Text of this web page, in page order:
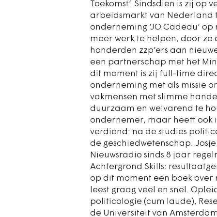
Toekomst’. Sindsdien is zij
arbeidsmarkt van Nederland
onderneming ‘JO Cadeau’
meer werk te helpen, door ze
honderden zzp’ers aan
een partnerschap met het
dit moment is zij full-time
onderneming met als missie
vakmensen met slimme
duurzaam en welvarend te
ondernemer, maar heeft ook
verdiend: na de studies
de geschiedwetenschap.
Nieuwsradio sinds 8 jaar
Achtergrond Skills:
op dit moment een boek
leest graag veel en snel.
politicologie (cum laude),
de Universiteit van